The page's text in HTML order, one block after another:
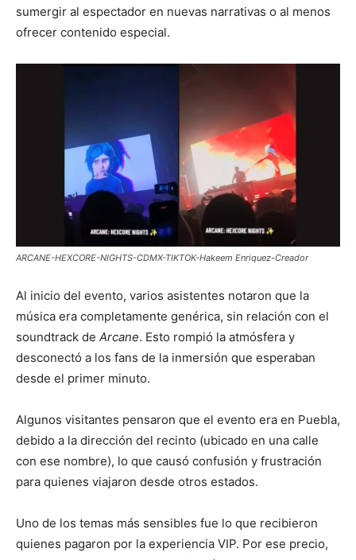
sumergir al espectador en nuevas narrativas o al menos
ofrecer contenido especial.
ARCANE-HEXCORE-NIGHTS-CDMX-TIKTOK-Hakeem Enriquez-Creador
Al inicio del evento, varios asistentes notaron que la
música era completamente genérica, sin relación con el
soundtrack de Arcane. Esto rompió la atmósfera y
desconectó a los fans de la inmersión que esperaban
desde el primer minuto.
Algunos visitantes pensaron que el evento era en Puebla,
debido a la dirección del recinto (ubicado en una calle
con ese nombre), lo que causó confusión y frustración
para quienes viajaron desde otros estados.
Uno de los temas más sensibles fue lo que recibieron
quienes pagaron por la experiencia VIP. Por ese precio,